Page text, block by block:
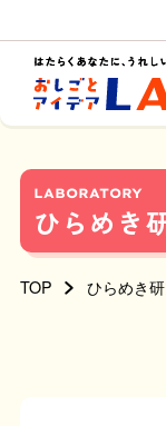
LABORATORY
ひらめき
TOP ひらめき